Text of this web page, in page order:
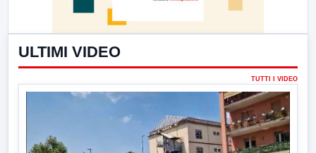
ULTIMI VIDEO
TUTTI I VIDEO